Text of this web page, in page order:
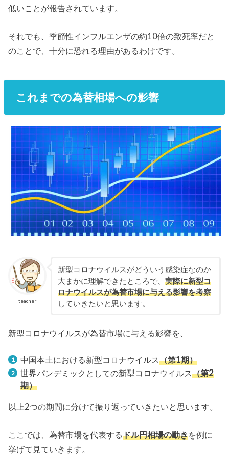
低いことが報告されています。
それでも、季節性インフルエンザの約10倍の致死率だと
のことで、十分に恐れる理由があるわけです。
これまでの為替相場への影響
teacher
新型コロナウイルスがどういう感染症なのか
大まかに理解できたところで、 実際に新型コ
ロナウイルスが為替市場に与える影響を考察
していきたいと思います。
新型コロナウイルスが為替市場に与える影響を、
中国本土における新型コロナウイルス（第1期）
世界パンデミックとしての新型コロナウイルス（第2
期）
以上2つの期間に分けて振り返っていきたいと思います。
ここでは、為替市場を代表するドル円相場の動きを例に
挙げて見ていきます。